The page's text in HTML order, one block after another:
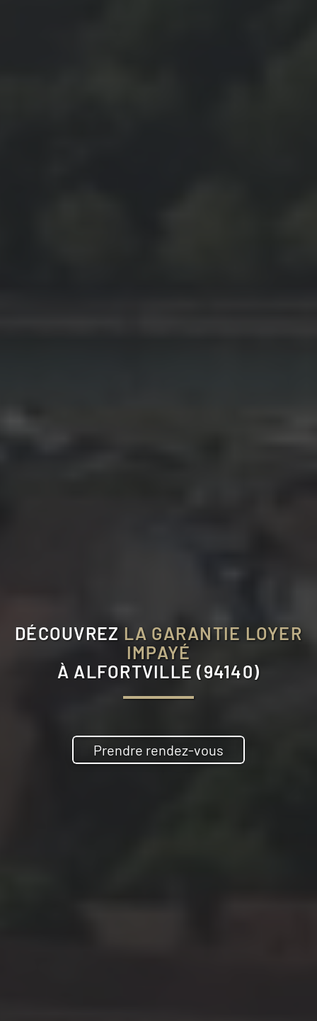
DÉCOUVREZ LA GARANTIE LOYER
IMPAYÉ
À ALFORTVILLE (94140)
Prendre rendez-vous